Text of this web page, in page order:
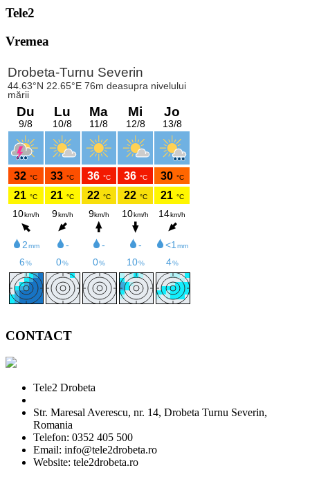
Tele2
Vremea
CONTACT
Tele2 Drobeta
Str. Maresal Averescu, nr. 14, Drobeta Turnu Severin,
Romania
Telefon: 0352 405 500
Email: info@tele2drobeta.ro
Website: tele2drobeta.ro